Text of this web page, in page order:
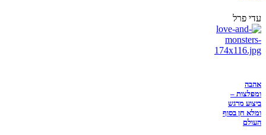
עדי פרל
אהבה
ומפלצות –
ביצוע מרגש
ומלא חן בסוף
העולם